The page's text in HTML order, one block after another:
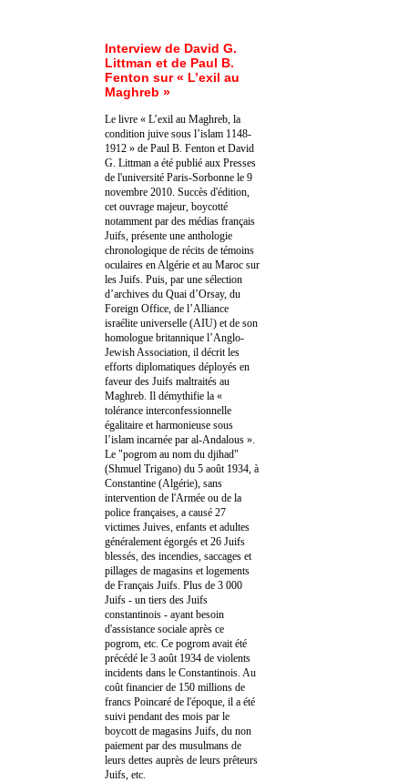
Interview de David G.
Littman et de Paul B.
Fenton sur « L’exil au
Maghreb »
Le livre « L’exil au Maghreb, la
condition juive sous l’islam 1148-
1912 » de Paul B. Fenton et David
G. Littman a été publié aux Presses
de l'université Paris-Sorbonne le 9
novembre 2010. Succès d'édition,
cet ouvrage majeur, boycotté
notamment par des médias français
Juifs, présente une anthologie
chronologique de récits de témoins
oculaires en Algérie et au Maroc sur
les Juifs. Puis, par une sélection
d’archives du Quai d’Orsay, du
Foreign Office, de l’Alliance
israélite universelle (AIU) et de son
homologue britannique l’Anglo-
Jewish Association, il décrit les
efforts diplomatiques déployés en
faveur des Juifs maltraités au
Maghreb. Il démythifie la «
tolérance interconfessionnelle
égalitaire et harmonieuse sous
l’islam incarnée par al-Andalous ».
Le "pogrom au nom du djihad"
(Shmuel Trigano) du 5 août 1934, à
Constantine (Algérie), sans
intervention de l'Armée ou de la
police françaises, a causé 27
victimes Juives, enfants et adultes
généralement égorgés et 26 Juifs
blessés, des incendies, saccages et
pillages de magasins et logements
de Français Juifs. Plus de 3 000
Juifs - un tiers des Juifs
constantinois - ayant besoin
d'assistance sociale après ce
pogrom, etc. Ce pogrom avait été
précédé le 3 août 1934 de violents
incidents dans le Constantinois. Au
coût financier de 150 millions de
francs Poincaré de l'époque, il a été
suivi pendant des mois par le
boycott de magasins Juifs, du non
paiement par des musulmans de
leurs dettes auprès de leurs prêteurs
Juifs, etc.